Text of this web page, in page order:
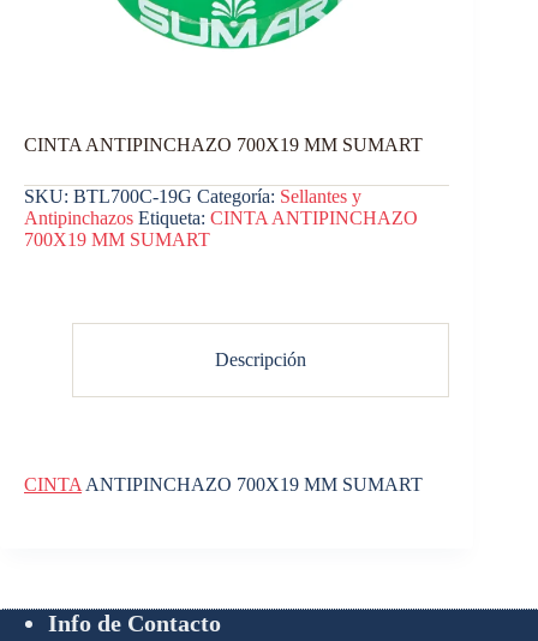
CINTA ANTIPINCHAZO 700X19 MM SUMART
SKU: BTL700C-19G Categoría: Sellantes y
Antipinchazos Etiqueta: CINTA ANTIPINCHAZO
700X19 MM SUMART
Descripción
CINTA ANTIPINCHAZO 700X19 MM SUMART
Info de Contacto